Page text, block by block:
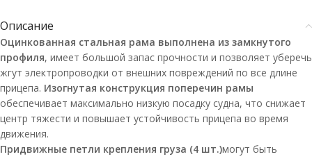
Описание
Оцинкованная стальная рама выполнена из замкнутого
профиля, имеет большой запас прочности и позволяет уберечь
жгут электропроводки от внешних повреждений по все длине
прицепа. Изогнутая конструкция поперечин рамы
обеспечивает максимально низкую посадку судна, что снижает
центр тяжести и повышает устойчивость прицепа во время
движения.
Придвижные петли крепления груза (4 шт.)могут быть